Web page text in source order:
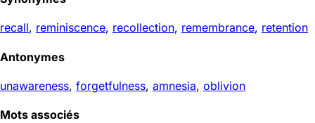
recall, reminiscence, recollection, remembrance, retention
Antonymes
unawareness, forgetfulness, amnesia, oblivion
Mots associés